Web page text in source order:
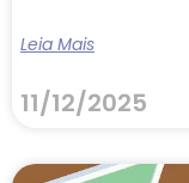
Leia Mais
11/12/2025